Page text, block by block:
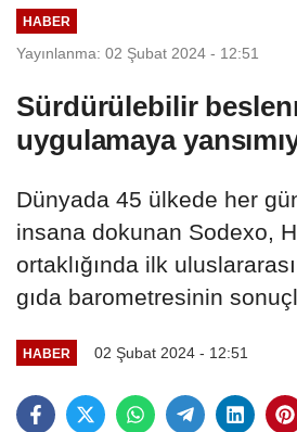
HABER
Yayınlanma: 02 Şubat 2024 - 12:51
Sürdürülebilir
uygulamaya
Dünyada 45 ülkede her
insana dokunan Sodexo,
ortaklığında ilk
gıda barometresinin
HABER 02 Şubat 2024 - 12:51